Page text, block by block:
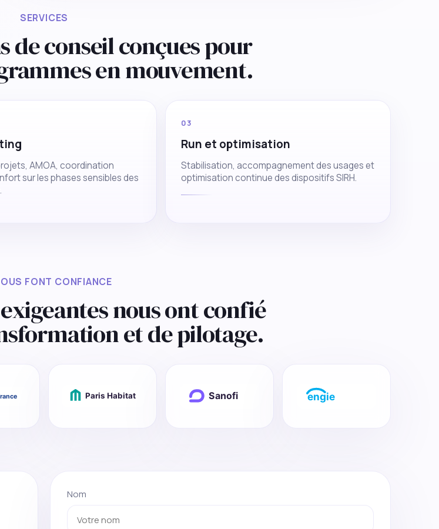
SERVICES
de conseil conçues pour
en mouvement.
AMOA, coordination
sur les phases sensibles des
03
Run et optimisation
Stabilisation, accompagnement des usages et
optimisation continue des dispositifs SIRH.
FONT CONFIANCE
nous ont confié
et de pilotage.
Nom